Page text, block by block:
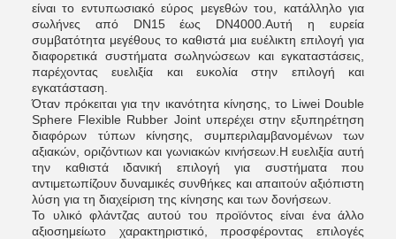
είναι το εντυπωσιακό εύρος μεγεθών του, κατάλληλο για
σωλήνες από DN15 έως DN4000.Αυτή η ευρεία
συμβατότητα μεγέθους το καθιστά μια ευέλικτη επιλογή για
διαφορετικά συστήματα σωληνώσεων και εγκαταστάσεις,
παρέχοντας ευελιξία και ευκολία στην επιλογή και
εγκατάσταση.
Όταν πρόκειται για την ικανότητα κίνησης, το Liwei Double
Sphere Flexible Rubber Joint υπερέχει στην εξυπηρέτηση
διαφόρων τύπων κίνησης, συμπεριλαμβανομένων των
αξιακών, οριζόντιων και γωνιακών κινήσεων.Η ευελιξία αυτή
την καθιστά ιδανική επιλογή για συστήματα που
αντιμετωπίζουν δυναμικές συνθήκες και απαιτούν αξιόπιστη
λύση για τη διαχείριση της κίνησης και των δονήσεων.
Το υλικό φλάντζας αυτού του προϊόντος είναι ένα άλλο
αξιοσημείωτο χαρακτηριστικό, προσφέροντας επιλογές